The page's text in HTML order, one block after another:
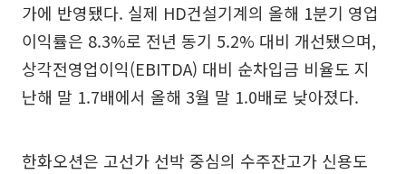
가에 반영됐다. 실제 HD건설기계의 올해 1분기 영업
이익률은 8.3%로 전년 동기 5.2% 대비 개선됐으며,
상각전영업이익(EBITDA) 대비 순차입금 비율도 지
난해 말 1.7배에서 올해 3월 말 1.0배로 낮아졌다.
한화오션은 고선가 선박 중심의 수주잔고가 신용도